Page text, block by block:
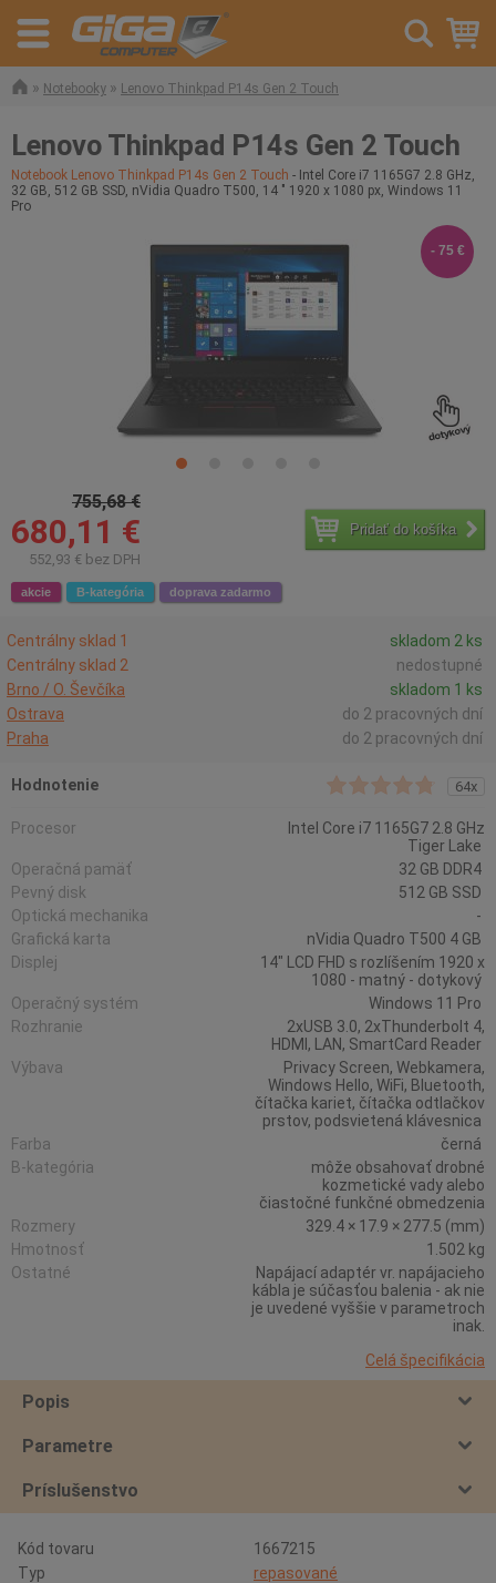
» Notebooky » Lenovo Thinkpad P14s Gen 2 Touch
Lenovo Thinkpad P14s Gen 2 Touch
Notebook Lenovo Thinkpad P14s Gen 2 Touch - Intel Core i7 1165G7 2.8 GHz,
32 GB, 512 GB SSD, nVidia Quadro T500, 14 " 1920 x 1080 px, Windows 11
Pro
755,68 €
680,11 €
552,93 € bez DPH
Pridať do košíka
akcie B-kategória doprava zadarmo
- 75 €
Centrálny sklad 1
skladom 2 ks
Centrálny sklad 2
nedostupné
Brno / O. Ševčíka
skladom 1 ks
Ostrava
do 2 pracovných dní
Praha
do 2 pracovných dní
Hodnotenie 64x
Procesor
Intel Core i7 1165G7 2.8 GHz
Tiger Lake
Operačná pamäť
32 GB DDR4
Pevný disk
512 GB SSD
Optická mechanika
-
Grafická karta
nVidia Quadro T500 4 GB
Displej
14" LCD FHD s rozlíšením 1920 x
1080 - matný - dotykový
Operačný systém
Windows 11 Pro
Rozhranie
2xUSB 3.0, 2xThunderbolt 4,
HDMI, LAN, SmartCard Reader
Výbava
Privacy Screen, Webkamera,
Windows Hello, WiFi, Bluetooth,
čítačka kariet, čítačka odtlačkov
prstov, podsvietená klávesnica
Farba
černá
B-kategória
môže obsahovať drobné
kozmetické vady alebo
čiastočné funkčné obmedzenia
Rozmery
329.4 × 17.9 × 277.5 (mm)
Hmotnosť
1.502 kg
Ostatné
Napájací adaptér vr. napájacieho
kábla je súčasťou balenia - ak nie
je uvedené vyššie v parametroch
inak.
Celá špecifikácia
Popis
Parametre
Príslušenstvo
Kód tovaru
1667215
Typ
repasované